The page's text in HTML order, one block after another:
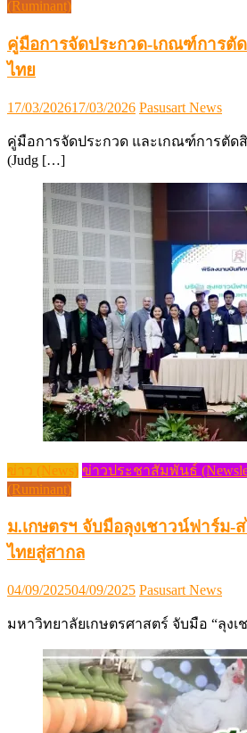
(Ruminant)
คู่มือการจัดประกวด-เกณฑ์การตั
ไทย
Posted
17/03/202617/03/2026 Author
Pasusart News
คู่มือการจัดประกวด และเกณฑ์การตัด
(Judg […]
ข่าว (News) ข่าวประชาสัมพันธ์
(Ruminant)
ม.เกษตรฯ จับมือลุงเชาวน์ฟาร์ม-
ไทยสู่สากล
Posted
04/09/202504/09/2025 Author
Pasusart News
มหาวิทยาลัยเกษตรศาสตร์ จับมือ “ลุง